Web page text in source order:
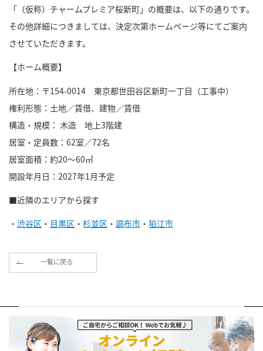
「（仮称）チャームプレミア桜新町」の概要は、以下の通りです。
その他詳細につきましては、決定次第ホームページ等にてご案内
させていただきます。
【ホーム概要】
所在地：〒154-0014 東京都世田谷区新町一丁目（工事中）
権利形態：土地／賃借、建物／賃借
構造・規模： 木造 地上3階建
居室・定員数：62室／72名
居室面積：約20～60㎡
開設年月日：2027年1月予定
■近隣のエリアから探す
・ 渋谷区 ・ 目黒区 ・ 杉並区 ・ 調布市 ・ 狛江市
一覧に戻る